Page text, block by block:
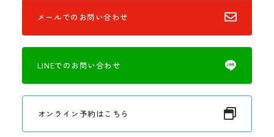
メールでのお問い合わせ
LINEでのお問い合わせ
オンライン予約はこちら